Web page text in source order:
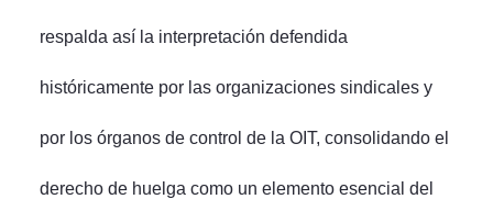
respalda así la interpretación defendida
históricamente por las organizaciones sindicales y
por los órganos de control de la OIT, consolidando el
derecho de huelga como un elemento esencial del